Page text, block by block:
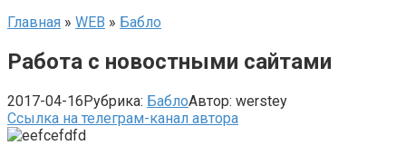
Главная » WEB » Бабло
Работа с новостными сайтами
2017-04-16Рубрика: БаблоАвтор: werstey
Ссылка на телеграм-канал автора